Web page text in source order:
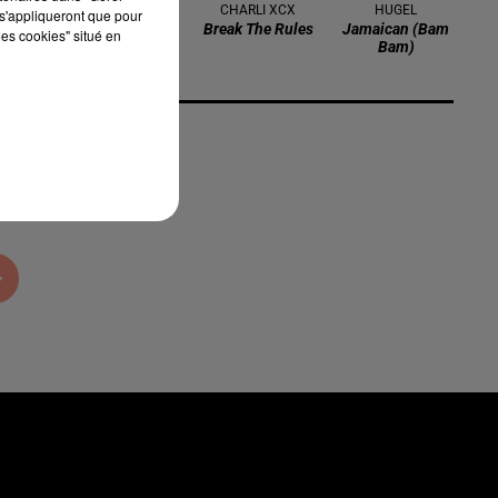
BTS
Swim
CHARLI XCX
Break The Rules
HUGEL
Jamaican (bam
Bam)
que pour
cookies" situé en